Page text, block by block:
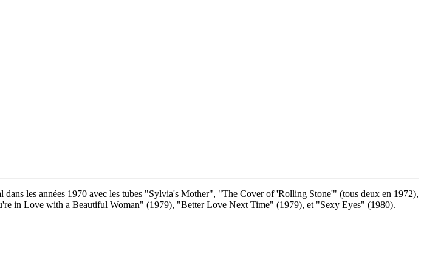
les années 1970 avec les tubes "Sylvia's Mother", "The Cover of 'Rolling Stone'" (tous deux en 1972),
in Love with a Beautiful Woman" (1979), "Better Love Next Time" (1979), et "Sexy Eyes" (1980).